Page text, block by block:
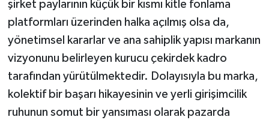
şirket paylarının küçük bir kısmı kitle fonlama
platformları üzerinden halka açılmış olsa da,
yönetimsel kararlar ve ana sahiplik yapısı markanın
vizyonunu belirleyen kurucu çekirdek kadro
tarafından yürütülmektedir. Dolayısıyla bu marka,
kolektif bir başarı hikayesinin ve yerli girişimcilik
ruhunun somut bir yansıması olarak pazarda